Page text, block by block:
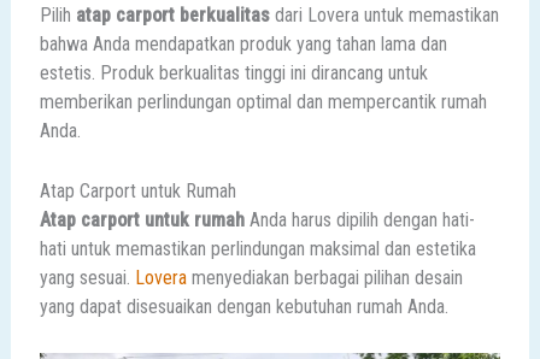
Pilih atap carport berkualitasdari Lovera untuk memastikan
bahwa Anda mendapatkan produk yang tahan lama dan
estetis. Produk berkualitas tinggi ini dirancang untuk
memberikan perlindungan optimal dan mempercantik rumah
Anda.
Atap Carport untuk Rumah
Atap carport untuk rumahAnda harus dipilih dengan hati-
hati untuk memastikan perlindungan maksimal dan estetika
yang sesuai. Loveramenyediakan berbagai pilihan desain
yang dapat disesuaikan dengan kebutuhan rumah Anda.